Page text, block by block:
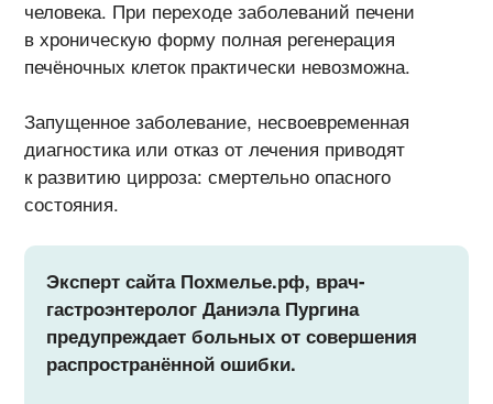
человека. При переходе заболеваний печени
в хроническую форму полная регенерация
печёночных клеток практически невозможна.
Запущенное заболевание, несвоевременная
диагностика или отказ от лечения приводят
к развитию цирроза: смертельно опасного
состояния.
Эксперт сайта Похмелье.рф, врач-
гастроэнтеролог Даниэла Пургина
предупреждает больных от совершения
распространённой ошибки.